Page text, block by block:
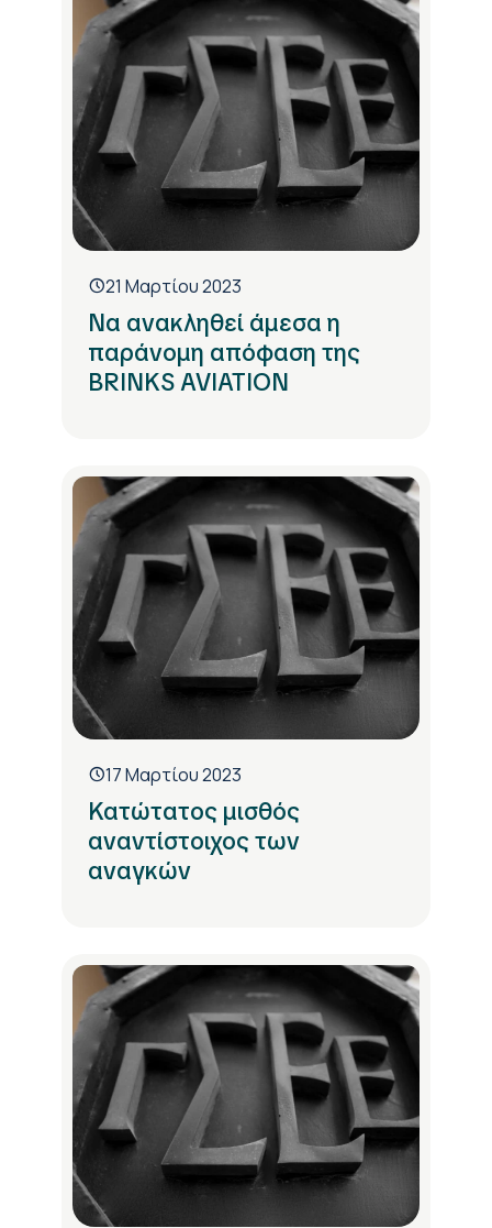
21 Μαρτίου 2023
Να ανακληθεί άμεσα η
παράνομη απόφαση της
BRINKS AVIATION
17 Μαρτίου 2023
Κατώτατος μισθός
αναντίστοιχος των
αναγκών